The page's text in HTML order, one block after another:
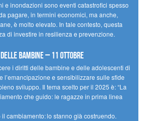
e inondazioni sono eventi catastrofici spesso
pagare, in termini economici, ma anche,
è molto elevato. In tale contesto, questa
di investire in resilienza e prevenzione.
bambine – 11 ottobre
i diritti delle bambine e delle adolescenti di
l’emancipazione e sensibilizzare sulle sfide
sviluppo. Il tema scelto per il 2025 è: “La
che guido: le ragazze in prima linea
cambiamento: lo stanno già costruendo.